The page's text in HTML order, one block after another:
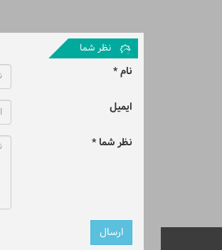
نظر شما
نام *
ایمیل
نظر شما *